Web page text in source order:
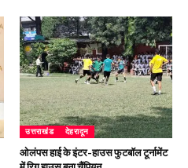
उत्तराखंड देहरादून
ओलंपस हाई के इंटर-हाउस फुटबॉल टूर्नामेंट